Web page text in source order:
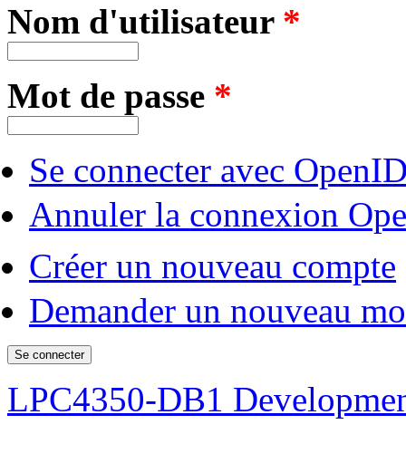
Nom d'utilisateur *
Mot de passe *
Se connecter avec
Annuler la connexion
Créer un nouveau compte
Demander un nouveau
LPC4350-DB1